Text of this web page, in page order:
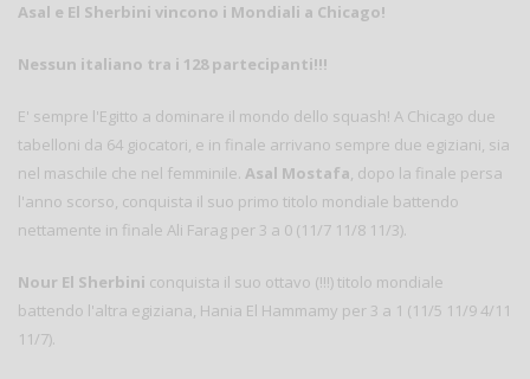
Asal e El Sherbini vincono i Mondiali a Chicago!
Nessun italiano tra i 128 partecipanti!!!
E' sempre l'Egitto a dominare il mondo dello squash! A Chicago due
tabelloni da 64 giocatori, e in finale arrivano sempre due egiziani, sia
nel maschile che nel femminile. Asal Mostafa, dopo la finale persa
l'anno scorso, conquista il suo primo titolo mondiale battendo
nettamente in finale Ali Farag per 3 a 0 (11/7 11/8 11/3).
Nour El Sherbini conquista il suo ottavo (!!!) titolo mondiale
battendo l'altra egiziana, Hania El Hammamy per 3 a 1 (11/5 11/9 4/11
11/7).